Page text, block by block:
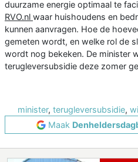
duurzame energie optimaal te
RVO.nl waar huishoudens en
kunnen aanvragen. Hoe de
gemeten wordt, en welke rol de
wordt nog bekeken. De minister
terugleversubsidie deze zomer
minister, terugleversubsidie,
Maak